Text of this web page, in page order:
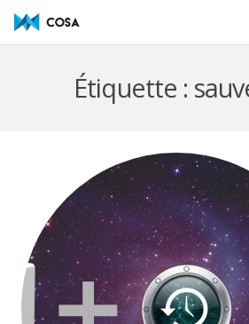
Étiquette :